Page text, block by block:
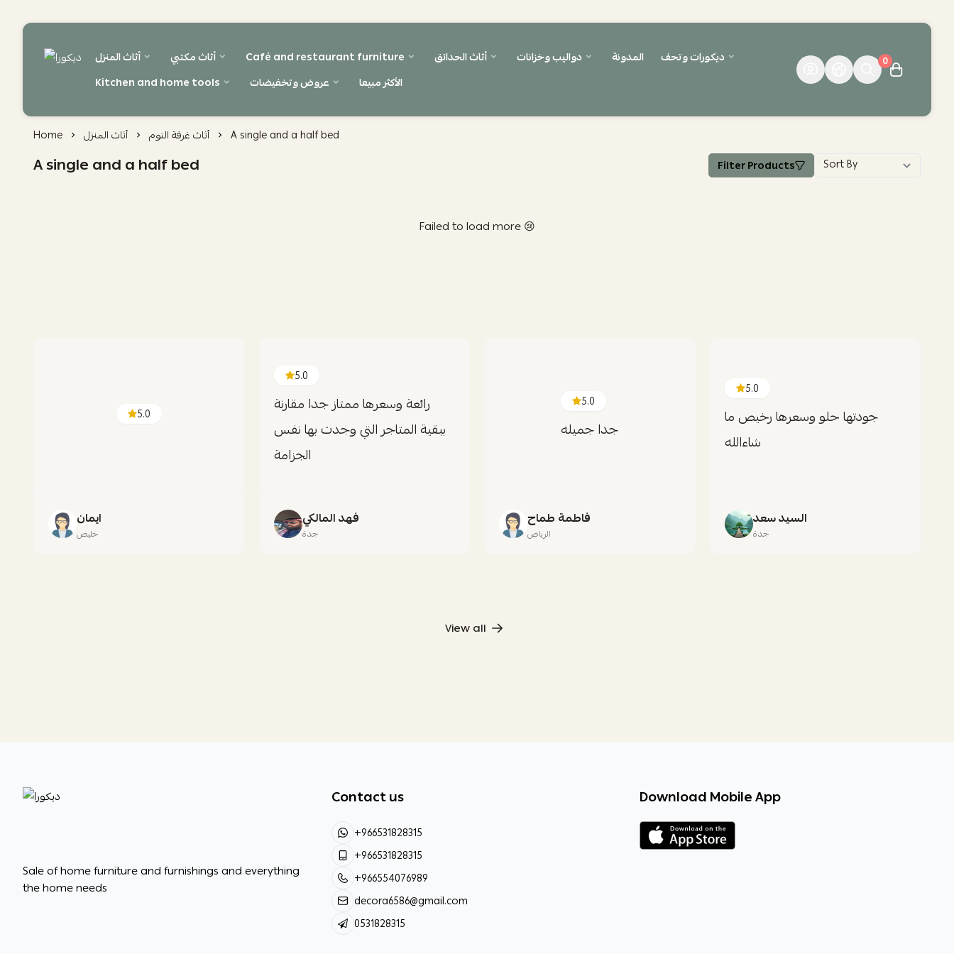
أثاث المنزل أثاث مكتبي Café and restaurant furniture أثاث الحدائق دواليب وخزانات المدونة
ديكورات وتحف
Kitchen and home tools
عروض وتخفيضات الأكثر مبيعا
0
Home أثاث المنزل أثاث غرفة النوم A single and a half bed
A single and a half bed Filter Products
Failed to load more 😢
5.0
ايمان
خليص
5.0
رائعة وسعرها ممتاز جدا مقارنة
ببقية المتاجر التي وجدت بها نفس
الجزامة
فهد المالكي
جدة
5.0
جدا جميله
فاطمة طماح
الرياض
5.0
جودتها حلو وسعرها رخيص ما
شاءالله
السيد سعد
جدة
View all
ديكورا
Sale of home furniture and furnishings and everything
the home needs
Contact us
+966531828315
+966531828315
+966554076989
decora6586@gmail.com
0531828315
Download Mobile App